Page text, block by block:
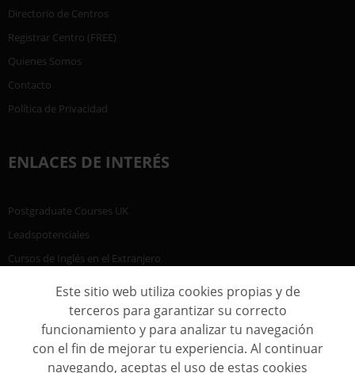
Directorio de Centros
Registrar Centro (FREE)
Quienes Somos
Contacto
Política de Privacidad
ENLACES DE INTERÉS
Postgraduate Courses UK
Leadspotenciales
Cursos de Inglés en el Extranjero
Este sitio web utiliza cookies propias y de
terceros para garantizar su correcto
funcionamiento y para analizar tu navegación
con el fin de mejorar tu experiencia. Al continuar
navegando, aceptas el uso de estas cookies